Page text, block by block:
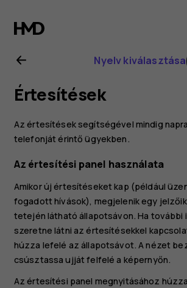
Nokia
8.1
felhasználói
kézikönyv
Nyelv kiválasztása
Értesítések
Az értesítések segítségével mindig
telefonját érintő ügyekben.
Az értesítési panel használata
Amikor új értesítéseket kap (például
fogadott hívások), megjelenik egy
tetején látható állapotsávon. Ha további
szeretne látni az értesítésekkel
húzza lefelé az állapotsávot. A nézet
csúsztassa ujját felfelé a képernyőn.
Az értesítési panel megnyitásához